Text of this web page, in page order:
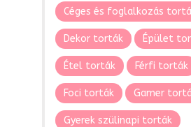
Céges és foglalkozás
Dekor torták Épület
Étel torták Férfi torták
Foci torták Gamer
Gyerek szülinapi torták